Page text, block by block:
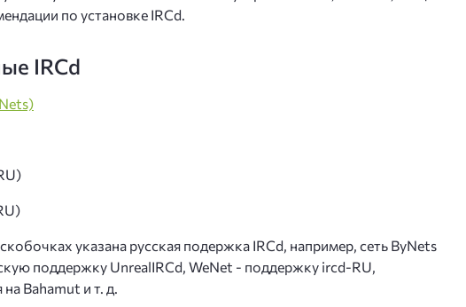
по установке IRCd.
IRCd
указана русская подержка IRCd, например, сеть ByNets
поддержку UnrealIRCd, WeNet - поддержку ircd-RU,
Bahamut и т. д.